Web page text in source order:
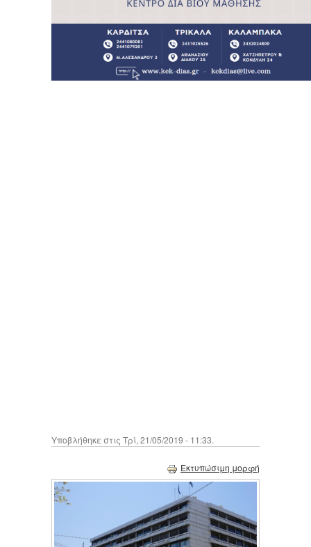
Υποβλήθηκε στις Τρί, 21/05/2019 - 11:33.
Εκτυπώσιμη μορφή